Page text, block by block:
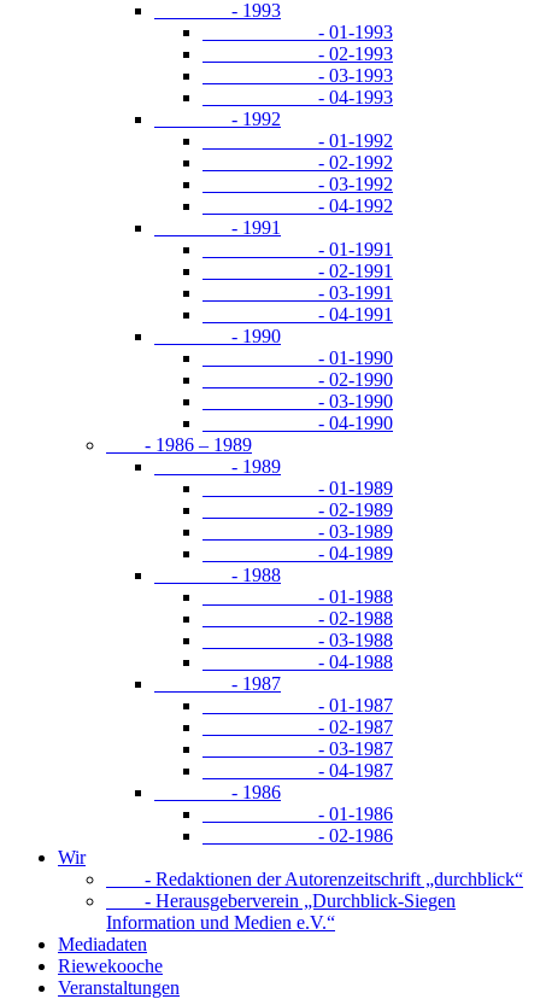
- 1993
- 01-1993
- 02-1993
- 03-1993
- 04-1993
- 1992
- 01-1992
- 02-1992
- 03-1992
- 04-1992
- 1991
- 01-1991
- 02-1991
- 03-1991
- 04-1991
- 1990
- 01-1990
- 02-1990
- 03-1990
- 04-1990
- 1986 – 1989
- 1989
- 01-1989
- 02-1989
- 03-1989
- 04-1989
- 1988
- 01-1988
- 02-1988
- 03-1988
- 04-1988
- 1987
- 01-1987
- 02-1987
- 03-1987
- 04-1987
- 1986
- 01-1986
- 02-1986
Wir
- Redaktionen der Autorenzeitschrift „durchblick“
- Herausgeberverein „Durchblick-Siegen
Information und Medien e.V.“
Mediadaten
Riewekooche
Veranstaltungen